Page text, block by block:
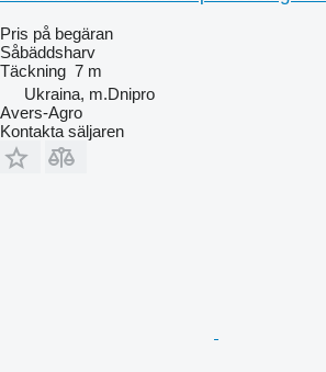
Pris på begäran
Såbäddsharv
Täckning 7 m
Ukraina, m.Dnipro
Avers-Agro
Kontakta säljaren